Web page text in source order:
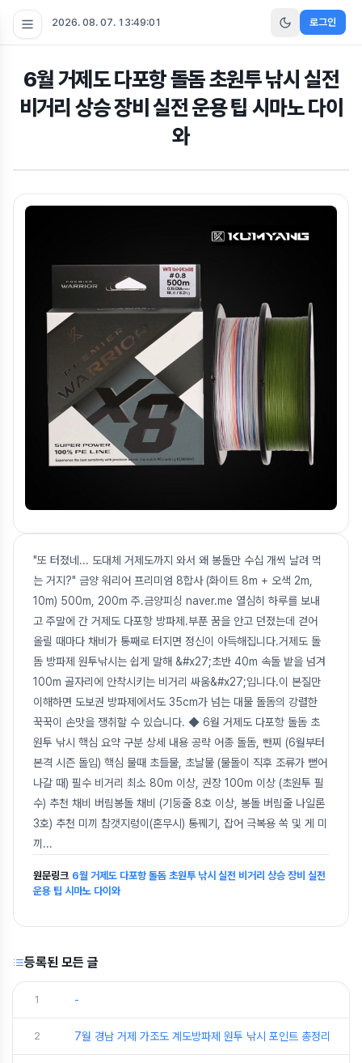
2026. 08. 07. 13:49:01 로그인
6월 거제도 다포항 돌돔 초원투 낚시 실전
비거리 상승 장비 실전 운용 팁 시마노 다이
와
"또 터졌네... 도대체 거제도까지 와서 왜 봉돌만 수십 개씩 날려 먹
는 거지?" 금양 워리어 프리미엄 8합사 (화이트 8m + 오색 2m,
10m) 500m, 200m 주.금양피싱 naver.me 열심히 하루를 보내
고 주말에 간 거제도 다포항 방파제.부푼 꿈을 안고 던졌는데 걷어
올릴 때마다 채비가 통째로 터지면 정신이 아득해집니다.거제도 돌
돔 방파제 원투낚시는 쉽게 말해 &#x27;초반 40m 속돌 밭을 넘겨
100m 골자리에 안착시키는 비거리 싸움&#x27;입니다.이 본질만
이해하면 도보권 방파제에서도 35cm가 넘는 대물 돌돔의 강렬한
꾹꾹이 손맛을 쟁취할 수 있습니다. ◆ 6월 거제도 다포항 돌돔 초
원투 낚시 핵심 요약 구분 상세 내용 공략 어종 돌돔, 뺀찌 (6월부터
본격 시즌 돌입) 핵심 물때 초들물, 초날물 (물돌이 직후 조류가 뻗어
나갈 때) 필수 비거리 최소 80m 이상, 권장 100m 이상 (초원투 필
수) 추천 채비 버림봉돌 채비 (기둥줄 8호 이상, 봉돌 버림줄 나일론
3호) 추천 미끼 참갯지렁이(혼무시) 통꿰기, 잡어 극복용 쏙 및 게 미
끼 ...
원문링크 6월 거제도 다포항 돌돔 초원투 낚시 실전 비거리 상승 장비 실전
운용 팁 시마노 다이와
등록된 모든 글
1 -
2 7월 경남 거제 가조도 계도방파제 원투 낚시 포인트 총정리